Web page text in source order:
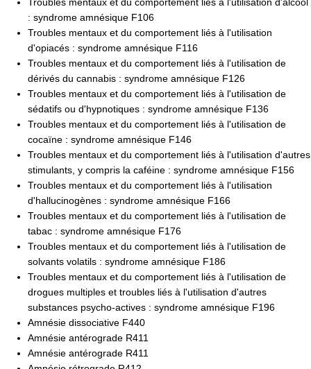
: syndrome amnésique F106
Troubles mentaux et du comportement liés à l'utilisation
d'opiacés : syndrome amnésique F116
Troubles mentaux et du comportement liés à l'utilisation de
dérivés du cannabis : syndrome amnésique F126
Troubles mentaux et du comportement liés à l'utilisation de
sédatifs ou d'hypnotiques : syndrome amnésique F136
Troubles mentaux et du comportement liés à l'utilisation de
cocaïne : syndrome amnésique F146
Troubles mentaux et du comportement liés à l'utilisation d'autres
stimulants, y compris la caféine : syndrome amnésique F156
Troubles mentaux et du comportement liés à l'utilisation
d'hallucinogènes : syndrome amnésique F166
Troubles mentaux et du comportement liés à l'utilisation de
tabac : syndrome amnésique F176
Troubles mentaux et du comportement liés à l'utilisation de
solvants volatils : syndrome amnésique F186
Troubles mentaux et du comportement liés à l'utilisation de
drogues multiples et troubles liés à l'utilisation d'autres
substances psycho-actives : syndrome amnésique F196
Amnésie dissociative F440
Amnésie antérograde R411
Amnésie antérograde R411